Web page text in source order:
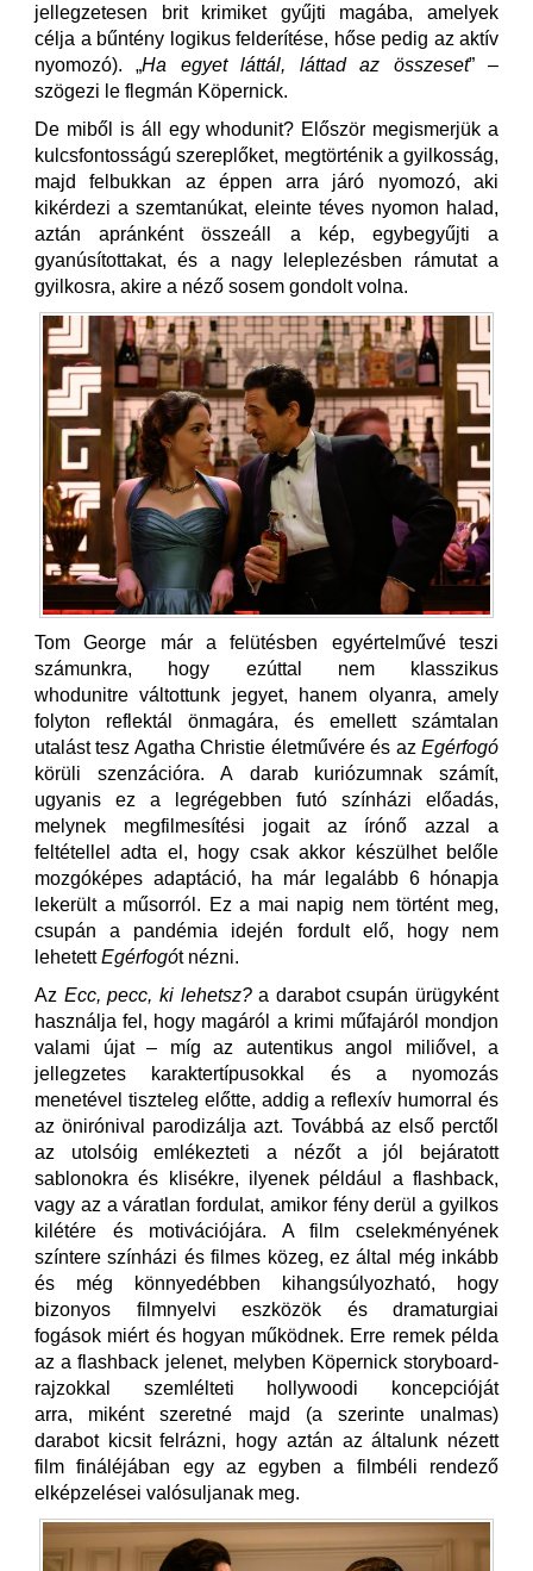
jellegzetesen brit krimiket gyűjti magába, amelyek
célja a bűntény logikus felderítése, hőse pedig az aktív
nyomozó). „Ha egyet láttál, láttad az összeset” –
szögezi le flegmán Köpernick.
De miből is áll egy whodunit? Először megismerjük a
kulcsfontosságú szereplőket, megtörténik a gyilkosság,
majd felbukkan az éppen arra járó nyomozó, aki
kikérdezi a szemtanúkat, eleinte téves nyomon halad,
aztán apránként összeáll a kép, egybegyűjti a
gyanúsítottakat, és a nagy leleplezésben rámutat a
gyilkosra, akire a néző sosem gondolt volna.
Tom George már a felütésben egyértelművé teszi
számunkra, hogy ezúttal nem klasszikus
whodunitre váltottunk jegyet, hanem olyanra, amely
folyton reflektál önmagára, és emellett számtalan
utalást tesz Agatha Christie életművére és az Egérfogó
körüli szenzációra. A darab kuriózumnak számít,
ugyanis ez a legrégebben futó színházi előadás,
melynek megfilmesítési jogait az írónő azzal a
feltétellel adta el, hogy csak akkor készülhet belőle
mozgóképes adaptáció, ha már legalább 6 hónapja
lekerült a műsorról. Ez a mai napig nem történt meg,
csupán a pandémia idején fordult elő, hogy nem
lehetettEgérfogót nézni.
Az Ecc, pecc, ki lehetsz?a darabot csupán ürügyként
használja fel, hogy magáról a krimi műfajáról mondjon
valami újat – míg az autentikus angol miliővel, a
jellegzetes karaktertípusokkal és a nyomozás
menetével tiszteleg előtte, addig a reflexív humorral és
az önirónival parodizálja azt. Továbbá az első perctől
az utolsóig emlékezteti a nézőt a jól bejáratott
sablonokra és klisékre, ilyenek például a flashback,
vagy az a váratlan fordulat, amikor fény derül a gyilkos
kilétére és motivációjára. A film cselekményének
színtere színházi és filmes közeg, ez által még inkább
és még könnyedébben kihangsúlyozható, hogy
bizonyos filmnyelvi eszközök és dramaturgiai
fogások miért és hogyan működnek. Erre remek példa
az a flashback jelenet, melyben Köpernick storyboard-
rajzokkal szemlélteti hollywoodi koncepcióját
arra, miként szeretné majd (a szerinte unalmas)
darabot kicsit felrázni, hogy aztán az általunk nézett
film fináléjában egy az egyben a filmbéli rendező
elképzelései valósuljanak meg.